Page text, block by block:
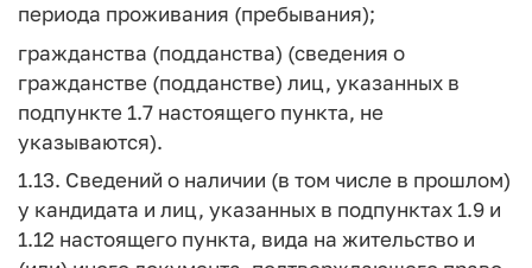
периода проживания (пребывания);
гражданства (подданства) (сведения о
гражданстве (подданстве) лиц, указанных в
подпункте 1.7 настоящего пункта, не
указываются).
1.13. Сведений о наличии (в том числе в прошлом)
у кандидата и лиц, указанных в подпунктах 1.9 и
1.12 настоящего пункта, вида на жительство и